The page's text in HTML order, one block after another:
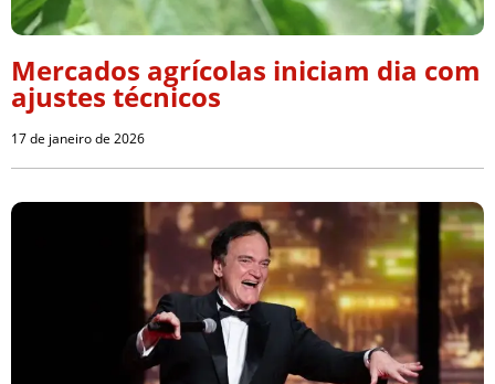
Mercados agrícolas iniciam dia com
ajustes técnicos
17 de janeiro de 2026